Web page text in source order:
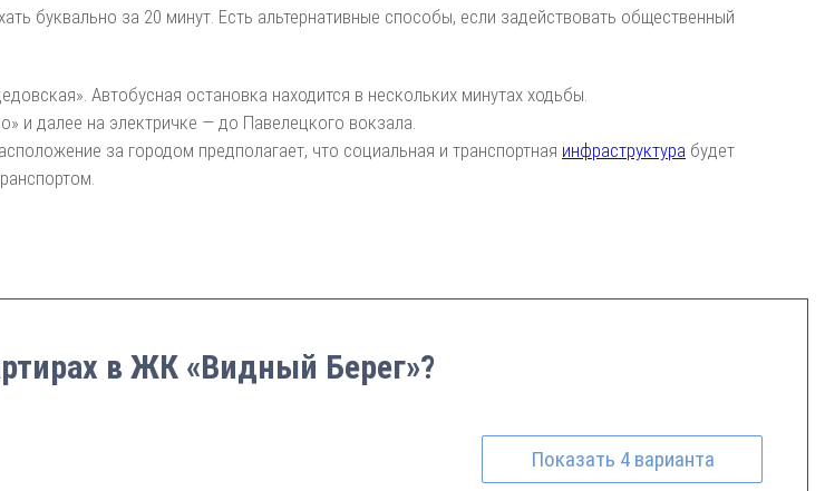
буквально за 20 минут. Есть альтернативные способы, если задействовать общественный
Автобусная остановка находится в нескольких минутах ходьбы.
и далее на электричке — до Павелецкого вокзала.
за городом предполагает, что социальная и транспортная инфраструктура будет
в ЖК «Видный Берег»?
Показать 4 варианта